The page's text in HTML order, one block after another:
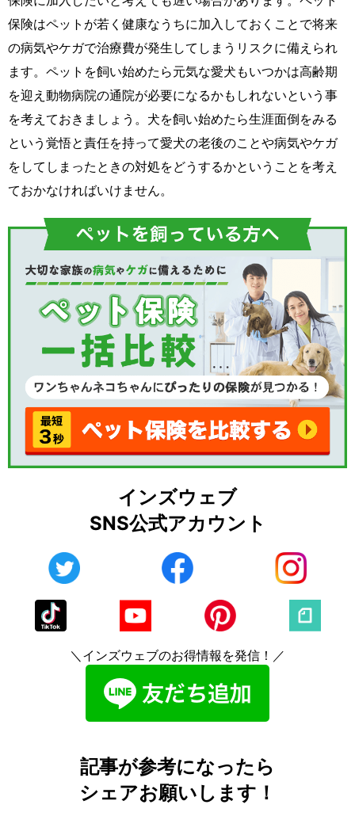
保険はペットが若く健康なうちに加入しておくことで将来
の病気やケガで治療費が発生してしまうリスクに備えられ
ます。ペットを飼い始めたら元気な愛犬もいつかは高齢期
を迎え動物病院の通院が必要になるかもしれないという事
を考えておきましょう。犬を飼い始めたら生涯面倒をみる
という覚悟と責任を持って愛犬の老後のことや病気やケガ
をしてしまったときの対処をどうするかということを考え
ておかなければいけません。
インズウェブ
SNS公式アカウント
＼インズウェブのお得情報を発信！／
記事が参考になったら
シェアお願いします！